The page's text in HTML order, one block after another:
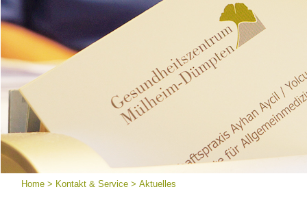
Home > Kontakt & Service > Aktuelles